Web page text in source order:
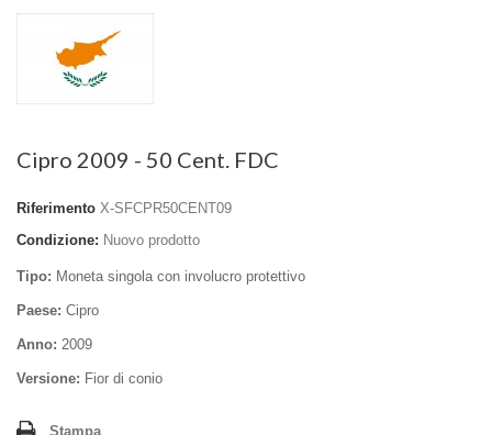
Cipro 2009 - 50 Cent. FDC
Riferimento X-SFCPR50CENT09
Condizione: Nuovo prodotto
Tipo: Moneta singola con involucro protettivo
Paese: Cipro
Anno: 2009
Versione: Fior di conio
Stampa